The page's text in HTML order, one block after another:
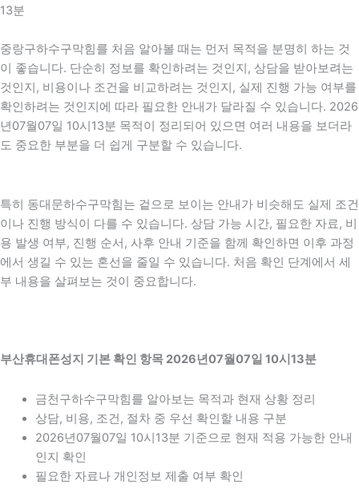
13분
중랑구하수구막힘를 처음 알아볼 때는 먼저 목적을 분명히 하는 것
이 좋습니다. 단순히 정보를 확인하려는 것인지, 상담을 받아보려는
것인지, 비용이나 조건을 비교하려는 것인지, 실제 진행 가능 여부를
확인하려는 것인지에 따라 필요한 안내가 달라질 수 있습니다. 2026
년07월07일 10시13분 목적이 정리되어 있으면 여러 내용을 보더라
도 중요한 부분을 더 쉽게 구분할 수 있습니다.
특히 동대문하수구막힘는 겉으로 보이는 안내가 비슷해도 실제 조건
이나 진행 방식이 다를 수 있습니다. 상담 가능 시간, 필요한 자료, 비
용 발생 여부, 진행 순서, 사후 안내 기준을 함께 확인하면 이후 과정
에서 생길 수 있는 혼선을 줄일 수 있습니다. 처음 확인 단계에서 세
부 내용을 살펴보는 것이 중요합니다.
부산휴대폰성지 기본 확인 항목 2026년07월07일 10시13분
금천구하수구막힘를 알아보는 목적과 현재 상황 정리
상담, 비용, 조건, 절차 중 우선 확인할 내용 구분
2026년07월07일 10시13분 기준으로 현재 적용 가능한 안내
인지 확인
필요한 자료나 개인정보 제출 여부 확인